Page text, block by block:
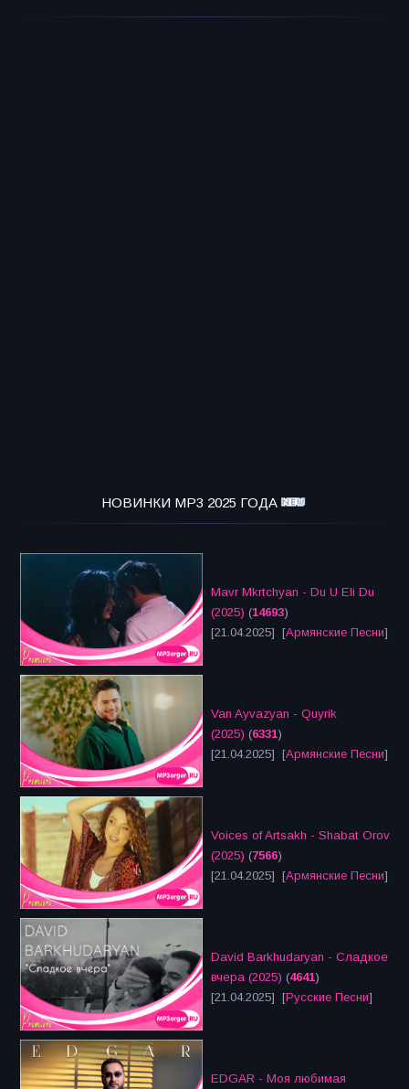
НОВИНКИ MP3 2025 ГОДА
Mavr Mkrtchyan - Du U Eli Du
(2025) (14693)
[21.04.2025] [Армянские Песни]
Van Ayvazyan - Quyrik
(2025) (6331)
[21.04.2025] [Армянские Песни]
Voices of Artsakh - Shabat Orov
(2025) (7566)
[21.04.2025] [Армянские Песни]
David Barkhudaryan - Сладкое
вчера (2025) (4641)
[21.04.2025] [Русские Песни]
EDGAR - Моя любимая